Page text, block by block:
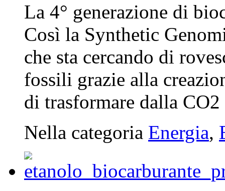
La 4° generazione di
Così la Synthetic
che sta cercando di
fossili grazie alla
di trasformare dalla
Nella categoria Energia,